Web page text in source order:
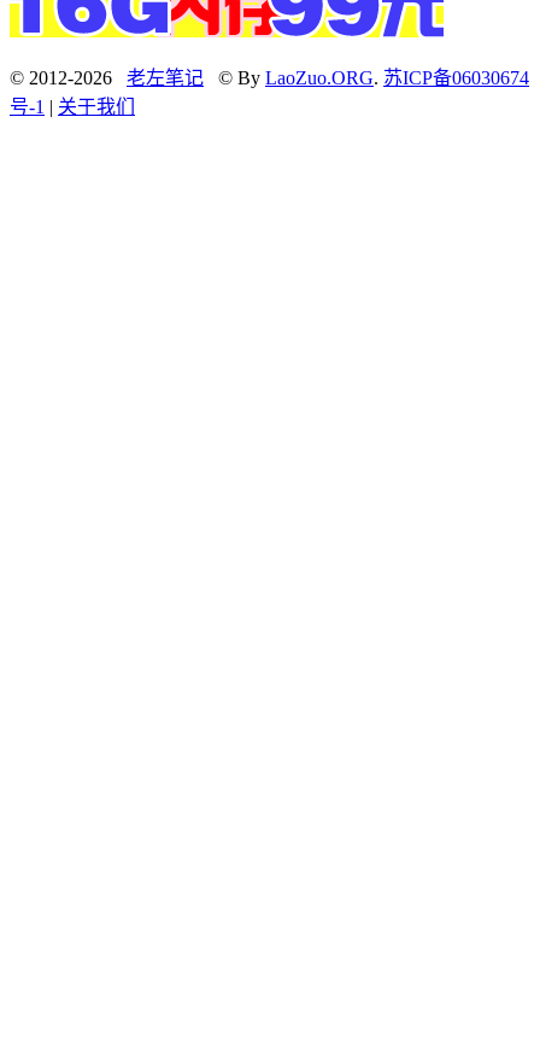
© 2012-2026 老左笔记 © By LaoZuo.ORG. 苏ICP备06030674
号-1 | 关于我们